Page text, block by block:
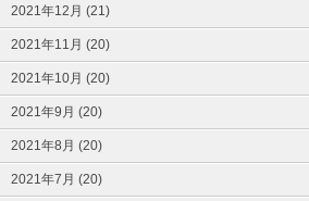
2021年12月 (21)
2021年11月 (20)
2021年10月 (20)
2021年9月 (20)
2021年8月 (20)
2021年7月 (20)